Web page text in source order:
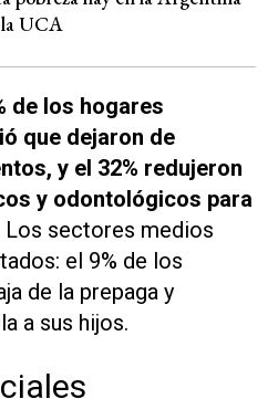
UCA
de los hogares
que dejaron de
y el 32% redujeron
y odontológicos para
Los sectores medios
el 9% de los
de la prepaga y
a sus hijos.